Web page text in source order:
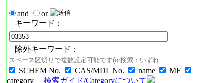
and
or
キーワード：
除外キーワード：
SCHEM No. CAS/MDL No. name
MF
category
検索ガイド/Categoryについて